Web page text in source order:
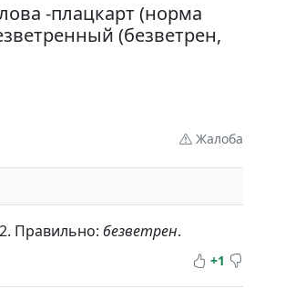
-плацкарт (норма
(безветрен,
Жалоба
Правильно: безветрен.
+1